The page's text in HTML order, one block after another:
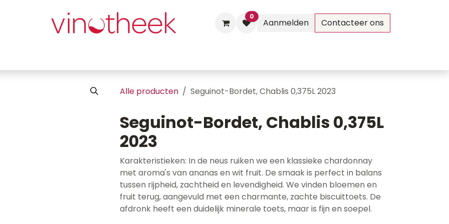
0
Aanmelden Contacteer ons
Alle producten Seguinot-Bordet, Chablis 0,375L 2023
Seguinot-Bordet, Chablis 0,375L
2023
Karakteristieken: In de neus ruiken we een klassieke chardonnay
met aroma's van ananas en wit fruit. De smaak is perfect in balans
tussen rijpheid, zachtheid en levendigheid. We vinden bloemen en
fruit terug, aangevuld met een charmante, zachte biscuittoets. De
afdronk heeft een duidelijk minerale toets, maar is fijn en soepel.